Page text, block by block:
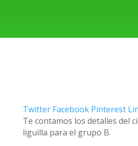
Twitter Facebook Pinterest
Te contamos los detalles del
liguilla para el grupo B.